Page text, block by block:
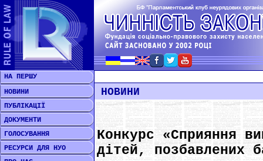
НА ПЕРШУ
НОВИНИ
ПУБЛІКАЦІЇ
ДОКУМЕНТИ
ГОЛОСУВАННЯ
РЕСУРСИ ДЛЯ НУО
НОВИНИ
Конкурс «Сприяння
дітей, позбавлених